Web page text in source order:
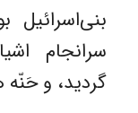
بنی‌اسرائیل
سرانجام
گردید، و